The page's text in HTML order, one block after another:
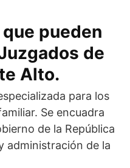
pueden
de
Alto.
para los
Se encuadra
de la República
administración de la